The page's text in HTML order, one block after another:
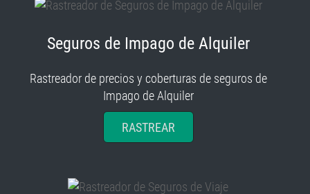
Seguros de Impago de Alquiler
Rastreador de precios y coberturas de seguros de
Impago de Alquiler
RASTREAR